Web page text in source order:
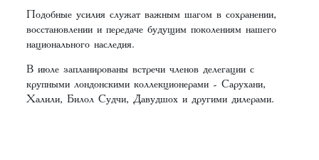
Подобные усилия служат важным шагом в сохранении,
восстановлении и передаче будущим поколениям нашего
национального наследия.
В июле запланированы встречи членов делегации с
крупными лондонскими коллекционерами - Сарухани,
Халили, Билол Судчи, Давудшох и другими дилерами.